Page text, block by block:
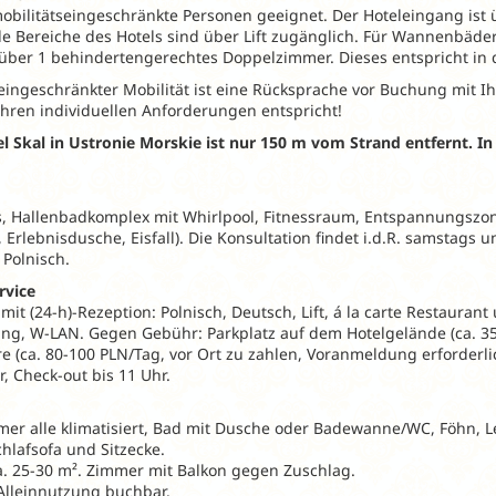
Personen geeignet. Der Hoteleingang
Bereiche des Hotels sind über Lift zugänglich. Für
1 behindertengerechtes Doppelzimmer. Dieses entspricht
Mobilität ist eine Rücksprache vor Buchung mit
individuellen Anforderungen entspricht!
Skal in Ustronie Morskie ist nur 150 m vom Strand entfernt.
Hallenbadkomplex mit Whirlpool, Fitnessraum,
Erlebnisdusche, Eisfall). Die Konsultation findet i.d.R. samstags
(24-h)-Rezeption: Polnisch, Deutsch, Lift, á la carte
W-LAN. Gegen Gebühr: Parkplatz auf dem Hotelgelände (ca.
(ca. 80-100 PLN/Tag, vor Ort zu zahlen, Voranmeldung
Check-out bis 11 Uhr.
alle klimatisiert, Bad mit Dusche oder Badewanne/WC, Föhn,
und Sitzecke.
25-30 m². Zimmer mit Balkon gegen Zuschlag.
buchbar.